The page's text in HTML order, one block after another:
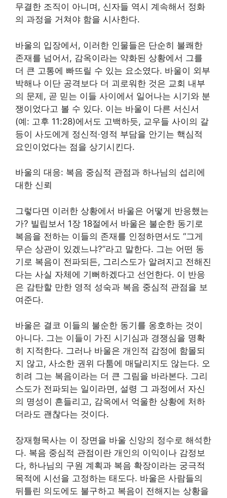
무결한 조직이 아니며, 신자들 역시 계속해서 정화
의 과정을 거쳐야 함을 시사한다.
바울의 입장에서, 이러한 인물들은 단순히 불쾌한
존재를 넘어서, 감옥이라는 약화된 상황에서 그를
더 큰 고통에 빠뜨릴 수 있는 요소였다. 바울이 외부
박해나 이단 공격보다 더 괴로워한 것은 교회 내부
의 문제, 곧 믿는 이들 사이에서 일어나는 시기와 분
쟁이었다고 볼 수 있다. 이는 바울이 다른 서신서
(예: 고후 11:28)에서도 고백하듯, 교우들 사이의 갈
등이 사도에게 정신적·영적 부담을 안기는 핵심적
요인이었다는 점을 상기시킨다.
바울의 대응: 복음 중심적 관점과 하나님의 섭리에
대한 신뢰
그렇다면 이러한 상황에서 바울은 어떻게 반응했는
가? 빌립보서 1장 18절에서 바울은 불순한 동기로
복음을 전하는 이들의 존재를 인정하면서도 “그게
무슨 상관이 있겠느냐?”라고 말한다. 그는 어떤 동
기로 복음이 전파되든, 그리스도가 알려지고 전해진
다는 사실 자체에 기뻐하겠다고 선언한다. 이 반응
은 감탄할 만한 영적 성숙과 복음 중심적 관점을 보
여준다.
바울은 결코 이들의 불순한 동기를 옹호하는 것이
아니다. 그는 이들이 가진 시기심과 경쟁심을 명확
히 지적한다. 그러나 바울은 개인적 감정에 함몰되
지 않고, 사소한 권위 다툼에 매달리지도 않는다. 오
히려 그는 복음이라는 더 큰 그림을 바라본다. 그리
스도가 전파되는 일이라면, 설령 그 과정에서 자신
의 명성이 흔들리고, 감옥에서 억울한 상황에 처하
더라도 괜찮다는 것이다.
장재형목사는 이 장면을 바울 신앙의 정수로 해석한
다. 복음 중심적 관점이란 개인의 이익이나 감정보
다, 하나님의 구원 계획과 복음 확장이라는 궁극적
목적에 시선을 고정하는 태도다. 바울은 사람들의
뒤틀린 의도에도 불구하고 복음이 전해지는 상황을